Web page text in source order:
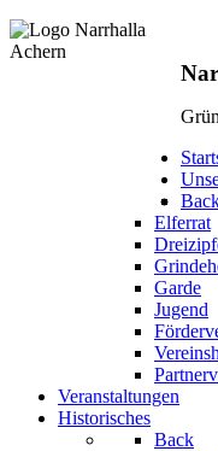
Elferrat
Garde
Jugend
Veranstaltungen
Historisches
Back